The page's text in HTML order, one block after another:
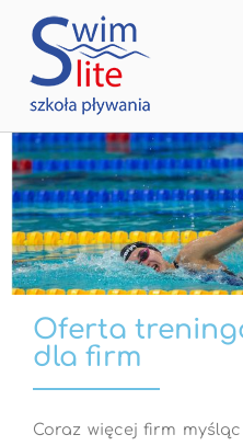
Oferta
dla firm
Coraz więcej firm